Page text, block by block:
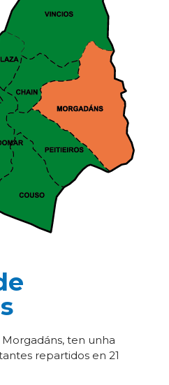
ten unha
repartidos en 21